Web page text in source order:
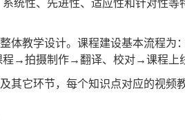
本方法、基本技能、典型案例、综
统性、先进性、适应性和针对性等
体教学设计。课程建设基本流程为：
程→拍摄制作→翻译、校对→课程上
其它环节，每个知识点对应的视频教